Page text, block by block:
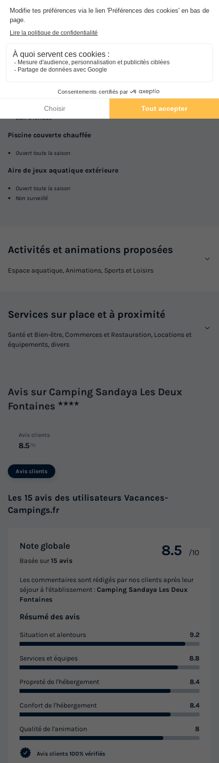
détendre et lézarder sur les transats.
Dansl'établissement
Transats gratuits
Parasols
Ouvert toute la saison
Avec pataugeoire
Bain à remous
Piscine couverte chauffée
Ouvert toute la saison
Aire de jeux aquatique extérieure
Ouvert toute la saison
Non surveillé
Activités et animations proposées
Espace aquatique, Animations, Sports et Loisirs
Services sur place et à proximité
Santé et Bien-être, Commerces et Restauration, Locations et
équipements, divers
Avis sur Camping Sandaya Les Deux
Fontaines ★★★★
Avis clients
8.5/10
Avis clients
Les 15 avis des utilisateurs Vacances-
Campings.fr
Note globale
Basée sur15 avis
8.5 /10
Les commentaires sont rédigés par nos clients après leur
séjour à l'établissement :Camping Sandaya Les Deux
Fontaines
Résumé des avis
Situation et alentours 9.2
Services et équipes 8.8
Propreté de l'hébergement 8.4
Confort de l'hébergement 8.4
Qualité de l'animation 8
Avis clients 100% vérifiés